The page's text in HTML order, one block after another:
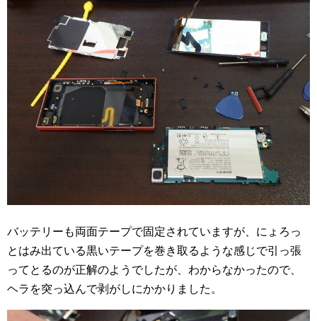
バッテリーも両面テープで固定されていますが、にょろっ
とはみ出ている黒いテープを巻き取るような感じで引っ張
ってとるのが正解のようでしたが、わからなかったので、
ヘラを突っ込んで剥がしにかかりました。